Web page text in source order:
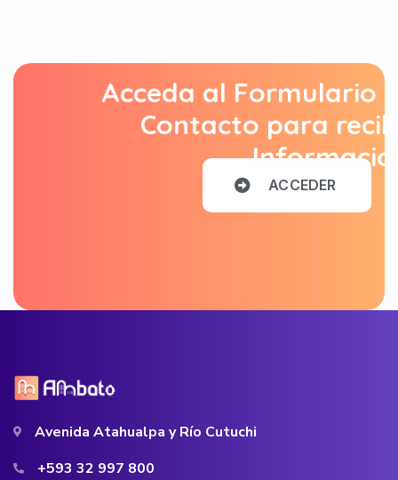
Acceda al Formulario
Contacto para
ACCEDER
Avenida Atahualpa y Río Cutuchi
+593 32 997 800